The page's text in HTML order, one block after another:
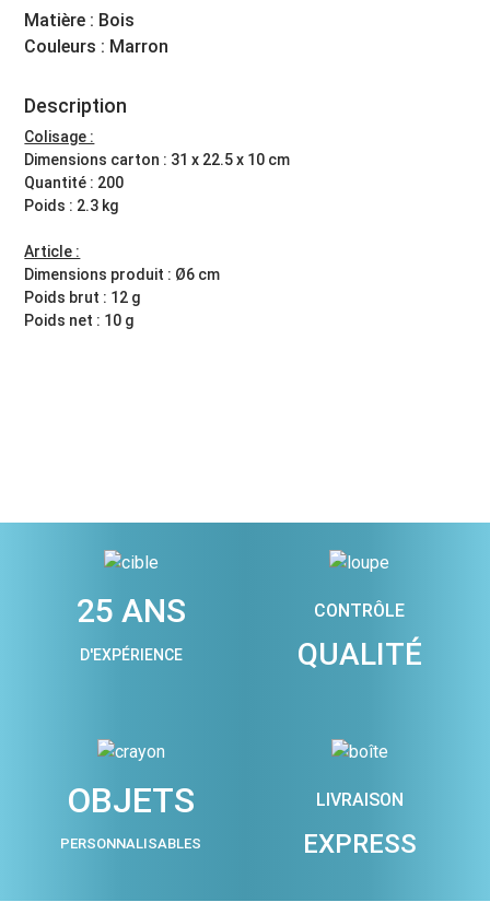
Matière : Bois
Couleurs : Marron
Description
Colisage :
Dimensions carton : 31 x 22.5 x 10 cm
Quantité : 200
Poids : 2.3 kg
Article :
Dimensions produit : Ø6 cm
Poids brut : 12 g
Poids net : 10 g
25 ANS
D'EXPÉRIENCE
CONTRÔLE
QUALITÉ
OBJETS
PERSONNALISABLES
LIVRAISON
EXPRESS